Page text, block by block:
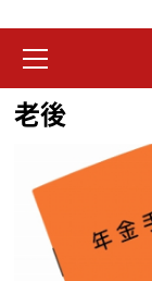
イ
ン
メ
ー
老後